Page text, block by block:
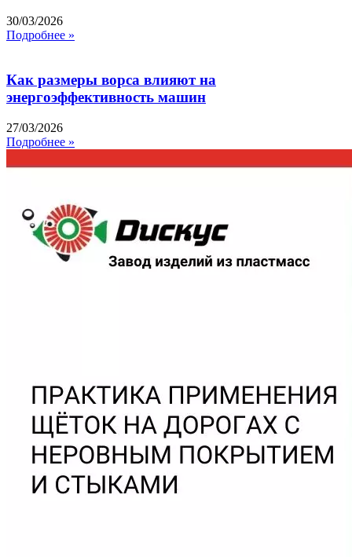
30/03/2026
Подробнее »
Как размеры ворса влияют на
энергоэффективность машин
27/03/2026
Подробнее »